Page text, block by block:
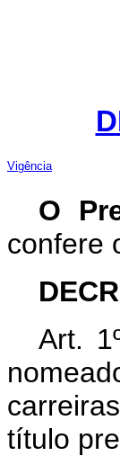
Vigência
O
confere
Art.
título